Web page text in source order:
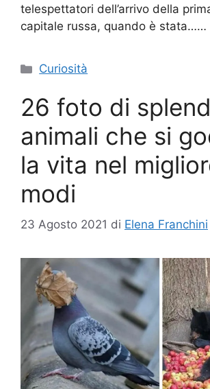
telespettatori dell’arrivo della
capitale russa, quando è stata……
Categorie
Curiosità
26 foto di
animali che si
la vita nel
modi
23 Agosto 2021 di Elena Franchini